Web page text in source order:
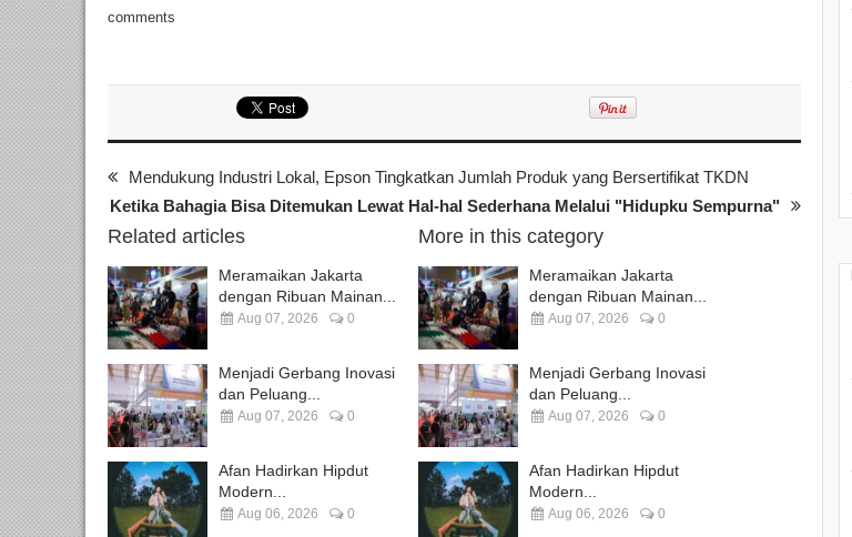
comments
Mendukung Industri Lokal, Epson Tingkatkan Jumlah Produk yang Bersertifikat TKDN
Ketika Bahagia Bisa Ditemukan Lewat Hal-hal Sederhana Melalui "Hidupku Sempurna"
Related articles
Meramaikan Jakarta
dengan Ribuan Mainan...
Aug 07, 2026 0
Menjadi Gerbang Inovasi
dan Peluang...
Aug 07, 2026 0
Afan Hadirkan Hipdut
Modern...
Aug 06, 2026 0
More in this category
Meramaikan Jakarta
dengan Ribuan Mainan...
Aug 07, 2026 0
Menjadi Gerbang Inovasi
dan Peluang...
Aug 07, 2026 0
Afan Hadirkan Hipdut
Modern...
Aug 06, 2026 0